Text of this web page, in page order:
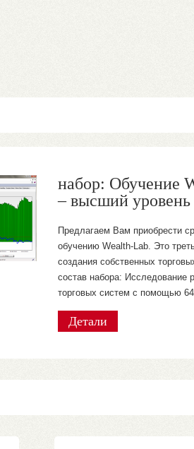
набор: Обучение
– высший
Предлагаем Вам приобрести
обучению Wealth-Lab. Это
создания собственных
состав набора: Исследование
торговых систем с помощью
Детали
Детали
Детали